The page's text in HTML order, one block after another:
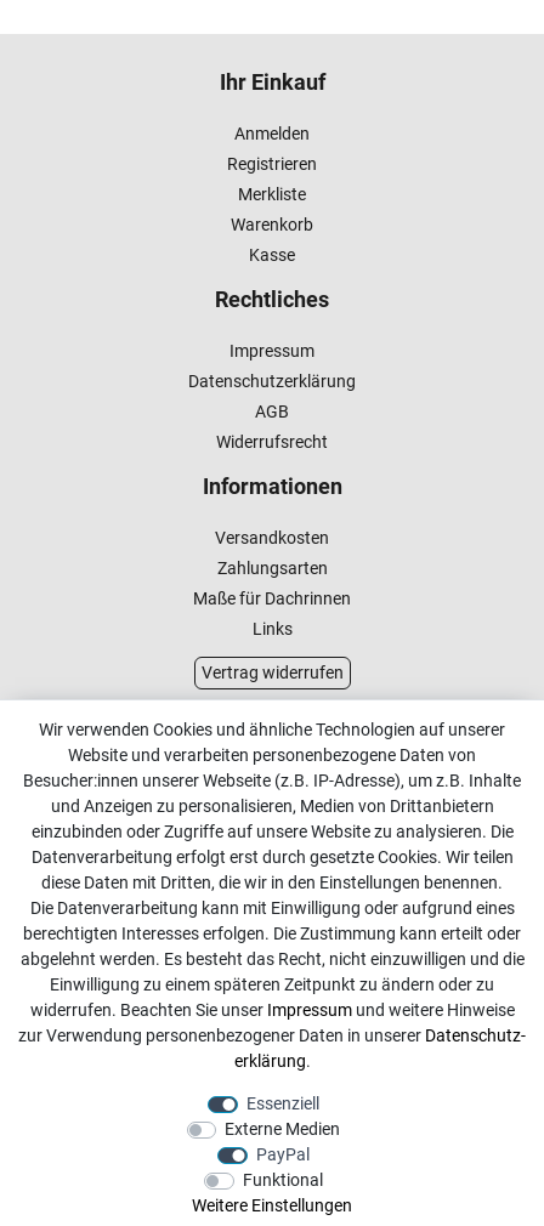
Ihr Einkauf
Anmelden
Registrieren
Merkliste
Warenkorb
Kasse
Rechtliches
Impressum
Datenschutzerklärung
AGB
Widerrufsrecht
Informationen
Versandkosten
Zahlungsarten
Maße für Dachrinnen
Links
Vertrag widerrufen
Kundenservice
Kontakt
Online Retourenservice
Kontakt
info@dachdecker-shop.de
+49 3501 507295
Montag - Freitag, 08:00 - 16:00
Anrufe aus dem dt. Festnetz zum Ortstarif, Preise aus dem
Mobilfunknetz ggf. abweichend (abhängig vom Provider).
Wir verwenden Cookies und ähnliche Technologien auf unserer
Website und verarbeiten personenbezogene Daten von
Besucher:innen unserer Webseite (z.B. IP-Adresse), um z.B. Inhalte
und Anzeigen zu personalisieren, Medien von Drittanbietern
einzubinden oder Zugriffe auf unsere Website zu analysieren. Die
Datenverarbeitung erfolgt erst durch gesetzte Cookies. Wir teilen
diese Daten mit Dritten, die wir in den Einstellungen benennen.
Die Datenverarbeitung kann mit Einwilligung oder aufgrund eines
berechtigten Interesses erfolgen. Die Zustimmung kann erteilt oder
abgelehnt werden. Es besteht das Recht, nicht einzuwilligen und die
Einwilligung zu einem späteren Zeitpunkt zu ändern oder zu
widerrufen. Beachten Sie unser Impressumund weitere Hinweise
zur Verwendung personenbezogener Daten in unserer Daten­schutz­
erklärung.
Essenziell
Externe Medien
PayPal
Funktional
Weitere Einstellungen